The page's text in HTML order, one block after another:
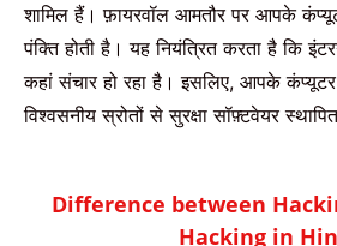
शामिल हैं। फ़ायरवॉल आमतौर पर आपके
पंक्ति होती है। यह नियंत्रित करता है कि
कहां संचार हो रहा है। इसलिए, आपके कंप्यूटर
विश्वसनीय स्रोतों से सुरक्षा सॉफ़्टवेयर स्थापित
Difference between
Hacking in